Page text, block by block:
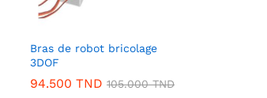
Bras de robot bricolage
3DOF
94.500 TND 105.000TND